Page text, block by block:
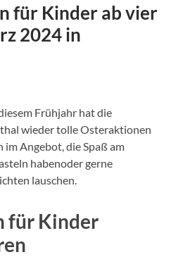
für Kinder ab vier
2024 in
Frühjahr hat die
wieder tolle Osteraktionen
Angebot, die Spaß am
habenoder gerne
lauschen.
für Kinder